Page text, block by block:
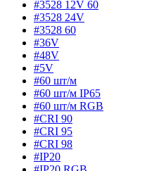
#3528 12V 60
#3528 24V
#3528 60
#36V
#48V
#5V
#60 шт/м
#60 шт/м IP65
#60 шт/м RGB
#CRI 90
#CRI 95
#CRI 98
#IP20